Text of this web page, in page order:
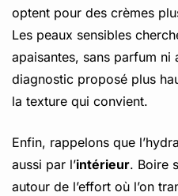
optent pour des crèmes
Les peaux sensibles
apaisantes, sans parfum ni
diagnostic proposé plus
la texture qui convient.
Enfin, rappelons que
aussi par l’intérieur. Boire
autour de l’effort où l’on